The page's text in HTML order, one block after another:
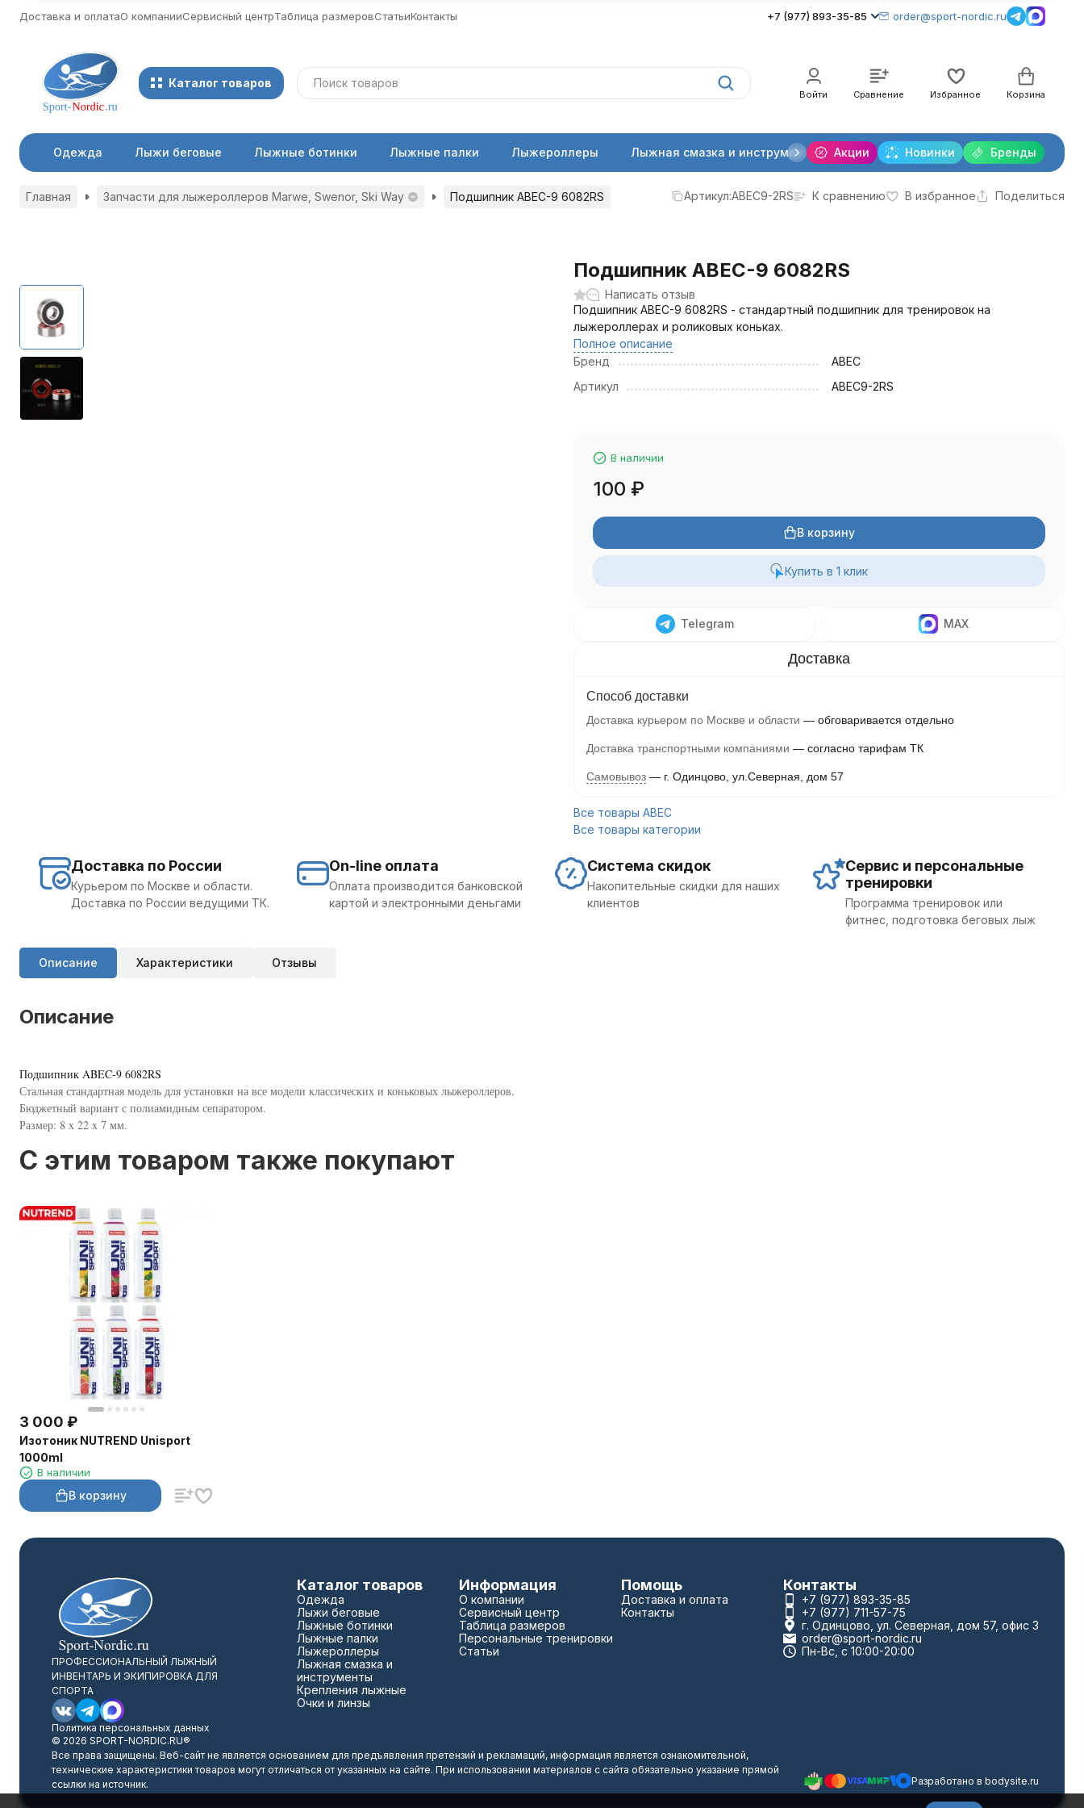
Доставка и оплатаО компанииСервисный центрТаблица размеровСтатьиКонтакты +7 (977) 893-35-85 order@sport-nordic.ru
Каталог товаров
Войти Сравнение Избранное Корзина
Акции Новинки Бренды
Одежда Лыжи беговые Лыжные ботинки Лыжные палки Лыжероллеры Лыжная смазка и инструменты Крепления лыжные Очки и линзы
Главная Запчасти для лыжероллеров Marwe, Swenor, Ski Way Подшипник ABEC-9 6082RS Артикул:ABEC9-2RS К сравнению В избранное Поделиться
Подшипник ABEC-9 6082RS
Написать отзыв
Подшипник ABEC-9 6082RS - стандартный подшипник для тренировок на
лыжероллерах и роликовых коньках.
Полное описание
Бренд
ABEC
Артикул
ABEC9-2RS
В наличии
100 ₽
В корзину
Купить в 1 клик
Telegram MAX
Способ доставки
Доставка курьером по Москве и области обговаривается отдельно
Доставка транспортными компаниями согласно тарифам ТК
Самовывоз г. Одинцово, ул.Северная, дом 57
Все товары ABEC
Все товары категории
Доставка по России
Курьером по Москве и области.
Доставка по России ведущими ТК.
On-line оплата
Оплата производится банковской
картой и электронными деньгами
Система скидок
Накопительные скидки для наших
клиентов
Сервис и персональные
тренировки
Программа тренировок или
фитнес, подготовка беговых лыж
Описание Характеристики Отзывы
Описание
Подшипник ABEC-9 6082RS
Стальная стандартная модель для установки на все модели классических и коньковых лыжероллеров.
Бюджетный вариант с полиамидным сепаратором.
Размер: 8 x 22 x 7 мм.
C этим товаром также покупают
3 000 ₽
Изотоник NUTREND Unisport
1000ml
В наличии
В корзину
ПРОФЕССИОНАЛЬНЫЙ ЛЫЖНЫЙ
ИНВЕНТАРЬ И ЭКИПИРОВКА ДЛЯ
СПОРТА
Каталог товаров
Одежда
Лыжи беговые
Лыжные ботинки
Лыжные палки
Лыжероллеры
Лыжная смазка и
инструменты
Крепления лыжные
Очки и линзы
Информация
О компании
Сервисный центр
Таблица размеров
Персональные тренировки
Статьи
Помощь
Доставка и оплата
Контакты
Контакты
+7 (977) 893-35-85
+7 (977) 711-57-75
г. Одинцово, ул. Северная, дом 57, офис 3
order@sport-nordic.ru
Пн-Вс, с 10:00-20:00
Политика персональных данных
© 2026 SPORT-NORDIC.RU®
Все права защищены. Веб-сайт не является основанием для предъявления претензий и рекламаций, информация является ознакомительной,
технические характеристики товаров могут отличаться от указанных на сайте. При использовании материалов с сайта обязательно указание прямой
ссылки на источник.
Разработано в bodysite.ru